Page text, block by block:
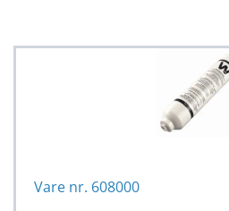
Vare nr. 608000